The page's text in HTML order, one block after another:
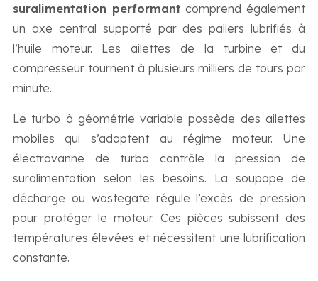
suralimentation performant comprend également
un axe central supporté par des paliers lubrifiés à
l’huile moteur. Les ailettes de la turbine et du
compresseur tournent à plusieurs milliers de tours par
minute.
Le turbo à géométrie variable possède des ailettes
mobiles qui s’adaptent au régime moteur. Une
électrovanne de turbo contrôle la pression de
suralimentation selon les besoins. La soupape de
décharge ou wastegate régule l’excès de pression
pour protéger le moteur. Ces pièces subissent des
températures élevées et nécessitent une lubrification
constante.